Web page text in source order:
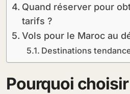
Quand réserver pour
tarifs ?
Vols pour le Maroc au
Destinations
Pourquoi